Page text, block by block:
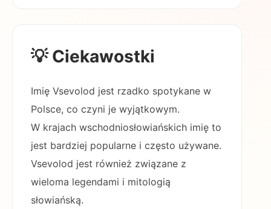
💡 Ciekawostki
Imię Vsevolod jest rzadko spotykane w
Polsce, co czyni je wyjątkowym.
W krajach wschodniosłowiańskich imię to
jest bardziej popularne i często używane.
Vsevolod jest również związane z
wieloma legendami i mitologią
słowiańską.